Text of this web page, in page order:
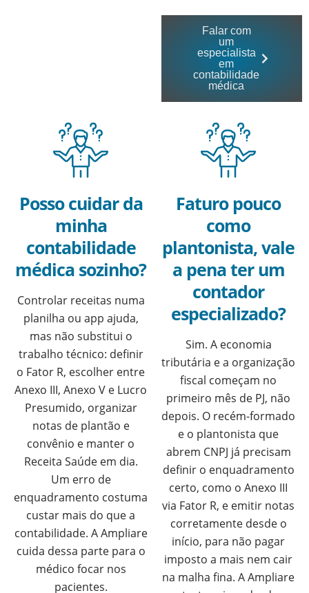
Falar com
um
especialista
em
contabilidade
médica
Posso cuidar da
minha
contabilidade
médica sozinho?
Controlar receitas numa
planilha ou app ajuda,
mas não substitui o
trabalho técnico: definir
o Fator R, escolher entre
Anexo III, Anexo V e Lucro
Presumido, organizar
notas de plantão e
convênio e manter o
Receita Saúde em dia.
Um erro de
enquadramento costuma
custar mais do que a
contabilidade. A Ampliare
cuida dessa parte para o
médico focar nos
pacientes.
Faturo pouco
como
plantonista, vale
a pena ter um
contador
especializado?
Sim. A economia
tributária e a organização
fiscal começam no
primeiro mês de PJ, não
depois. O recém-formado
e o plantonista que
abrem CNPJ já precisam
definir o enquadramento
certo, como o Anexo III
via Fator R, e emitir notas
corretamente desde o
início, para não pagar
imposto a mais nem cair
na malha fina. A Ampliare